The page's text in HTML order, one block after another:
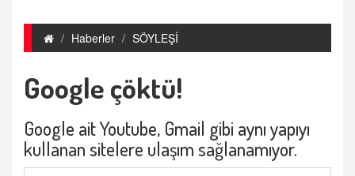
Haberler SÖYLEŞİ
Google çöktü!
Google ait Youtube, Gmail gibi aynı yapıyı
kullanan sitelere ulaşım sağlanamıyor.